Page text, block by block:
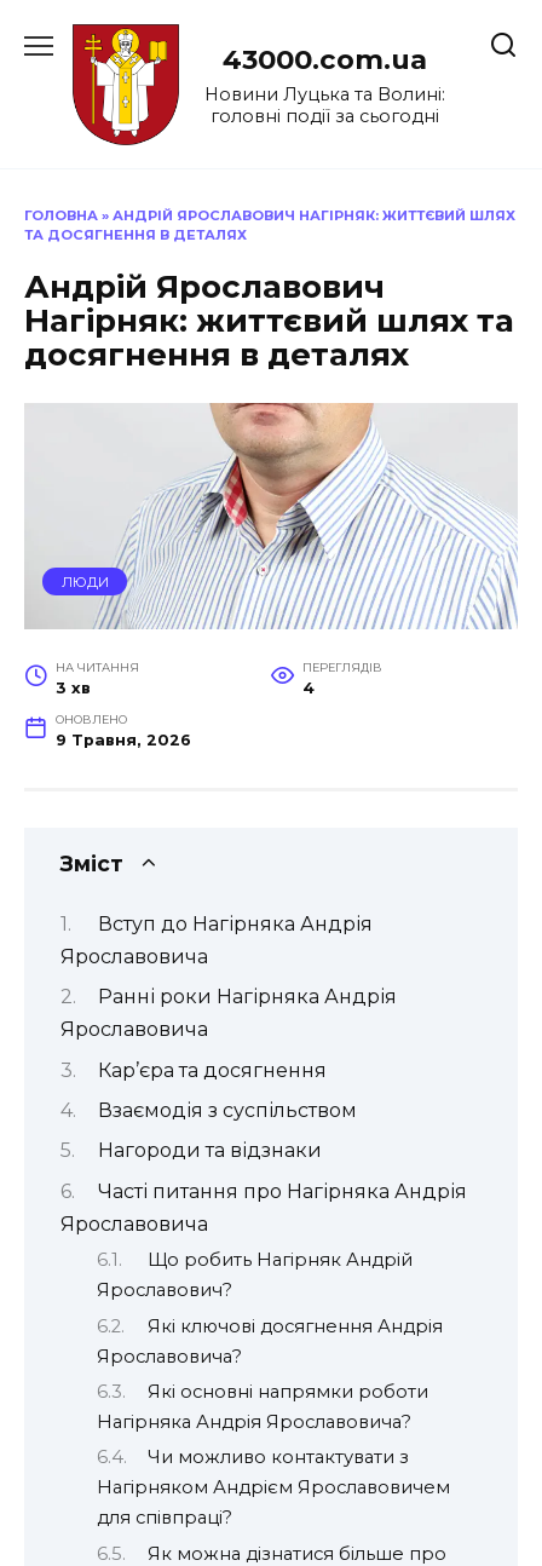
до
43000.com.ua
Новини Луцька та Волині:
головні події за сьогодні
ГОЛОВНА » АНДРІЙ ЯРОСЛАВОВИЧ НАГІРНЯК: ЖИТТЄВИЙ ШЛЯХ
ТА ДОСЯГНЕННЯ В ДЕТАЛЯХ
Андрій Ярославович
Нагірняк: життєвий шлях та
досягнення в деталях
ЛЮДИ
НА ЧИТАННЯ
3 хв
ПЕРЕГЛЯДІВ
4
ОНОВЛЕНО
9 Травня, 2026
Зміст
Вступ до Нагірняка Андрія
Ярославовича
Ранні роки Нагірняка Андрія
Ярославовича
Кар’єра та досягнення
Взаємодія з суспільством
Нагороди та відзнаки
Часті питання про Нагірняка Андрія
Ярославовича
Що робить Нагірняк Андрій
Ярославович?
Які ключові досягнення Андрія
Ярославовича?
Які основні напрямки роботи
Нагірняка Андрія Ярославовича?
Чи можливо контактувати з
Нагірняком Андрієм Ярославовичем
для співпраці?
Як можна дізнатися більше про